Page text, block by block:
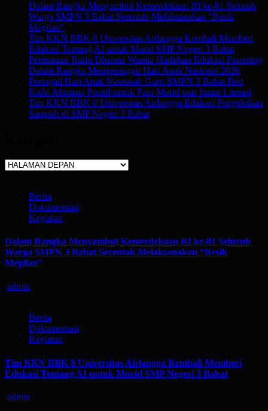
Dalam Rangka Menyambut Kemerdekaan RI ke-81 Seluruh
Warga SMPN 3 Babat Serentak Melaksanakan “Resik
Megilan”
Tim KKN BBK 8 Universitas Airlangga Kembali Memberi
Edukasi Tentang AI untuk Murid SMP Negeri 3 Babat
Pertemuan Rutin Dharma Wanita Hadirkan Edukasi Parenting
Dalam Rangka Memperingati Hari Anak Nasional 2026
Peringati Hari Anak Nasional: Guru SMPN 3 Babat Beri
Kado Afirmasi Positif untuk Para Murid saat Jumat Literasi
Tim KKN BBK 8 Universitas Airlangga Edukasi Pengelolaan
Sampah di SMP Negeri 3 Babat
Kategori
Berita
Dokumentasi
Kegiatan
Dalam Rangka Menyambut Kemerdekaan RI ke-81 Seluruh
Warga SMPN 3 Babat Serentak Melaksanakan “Resik
Megilan”
admin
Berita
Dokumentasi
Kegiatan
Tim KKN BBK 8 Universitas Airlangga Kembali Memberi
Edukasi Tentang AI untuk Murid SMP Negeri 3 Babat
admin